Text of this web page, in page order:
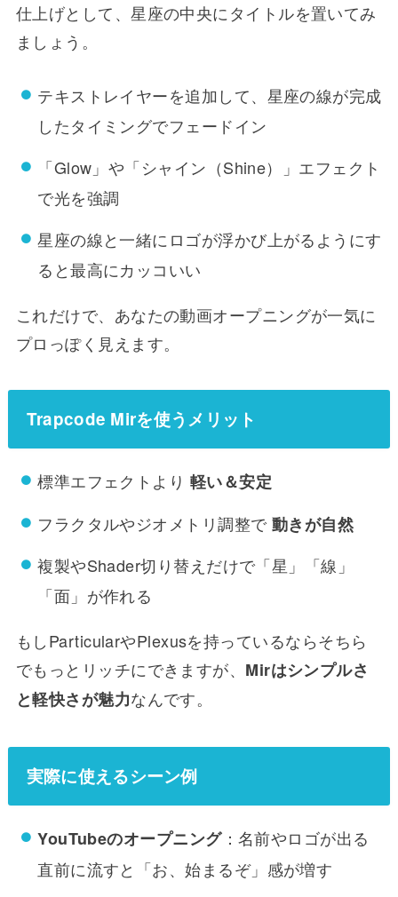
仕上げとして、星座の中央にタイトルを置いてみ
ましょう。
テキストレイヤーを追加して、星座の線が完成
したタイミングでフェードイン
「Glow」や「シャイン（Shine）」エフェクト
で光を強調
星座の線と一緒にロゴが浮かび上がるようにす
ると最高にカッコいい
これだけで、あなたの動画オープニングが一気に
プロっぽく見えます。
Trapcode Mirを使うメリット
標準エフェクトより 軽い＆安定
フラクタルやジオメトリ調整で動きが自然
複製やShader切り替えだけで「星」「線」
「面」が作れる
もしParticularやPlexusを持っているならそちら
でもっとリッチにできますが、 Mirはシンプルさ
と軽快さが魅力なんです。
実際に使えるシーン例
YouTubeのオープニング：名前やロゴが出る
直前に流すと「お、始まるぞ」感が増す